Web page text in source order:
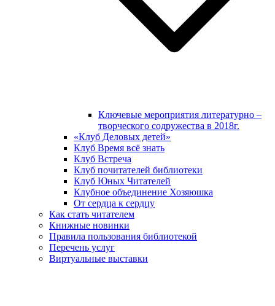
Ключевые мероприятия литературно –
творческого содружества в 2018г.
«Клуб Деловых детей»
Клуб Время всё знать
Клуб Встреча
Клуб почитателей библиотеки
Клуб Юных Читателей
Клубное объединение Хозяюшка
От сердца к сердцу
Как стать читателем
Книжные новинки
Правила пользования библиотекой
Перечень услуг
Виртуальные выставки